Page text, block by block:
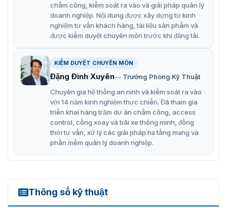
Phiên bản -U được tích hợp microphone, hỗ trợ ghi
và truyền tải âm thanh.
Khe cắm thẻ nhớ hỗ trợ Micro SD/SDHC/SDXC dung
lượng tối đa 256 GB.
chấm công, kiểm soát ra vào và giải pháp quản lý
doanh nghiệp. Nội dung được xây dựng từ kinh
nghiệm tư vấn khách hàng, tài liệu sản phẩm và
được kiểm duyệt chuyên môn trước khi đăng tải.
KIỂM DUYỆT CHUYÊN MÔN
Đặng Đình Xuyên
Trưởng Phòng Kỹ Thuật
Chuyên gia hệ thống an ninh và kiểm soát ra vào
với 14 năm kinh nghiệm thực chiến. Đã tham gia
triển khai hàng trăm dự án chấm công, access
control, cổng xoay và bãi xe thông minh, đồng
thời tư vấn, xử lý các giải pháp hạ tầng mạng và
phần mềm quản lý doanh nghiệp.
Thông số kỹ thuật
DS-2CD2386G2H-I(U)